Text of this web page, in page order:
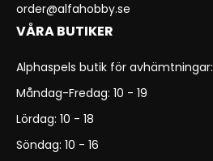
order@alfahobby.se
VÅRA BUTIKER
Alphaspels butik för avhämtningar:
Måndag-Fredag: 10 - 19
Lördag: 10 - 18
Söndag: 10 - 16